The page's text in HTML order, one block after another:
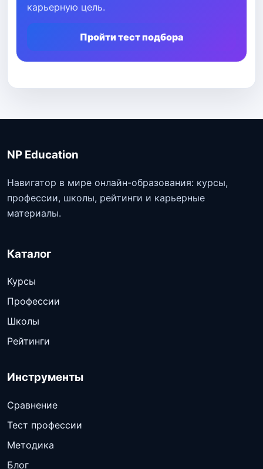
карьерную цель.
Пройти тест подбора
NP Education
Навигатор в мире онлайн-образования: курсы,
профессии, школы, рейтинги и карьерные
материалы.
Каталог
Курсы
Профессии
Школы
Рейтинги
Инструменты
Сравнение
Тест профессии
Методика
Блог